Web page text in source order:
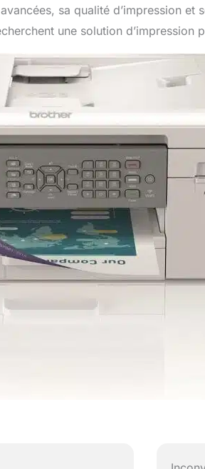
sa qualité d’impression et
une solution d’impression